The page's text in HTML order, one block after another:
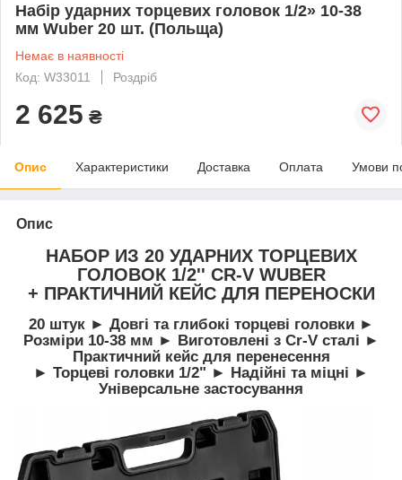
Набір ударних торцевих головок 1/2» 10-38
мм Wuber 20 шт. (Польща)
Немає в наявності
Код: W33011
Роздріб
2 625 ₴
Опис Характеристики Доставка Оплата Умови
Опис
НАБОР ИЗ 20 УДАРНИХ ТОРЦЕВИХ
ГОЛОВОК 1/2'' CR-V WUBER
+ ПРАКТИЧНИЙ КЕЙС ДЛЯ ПЕРЕНОСКИ
20 штук ► Довгі та глибокі торцеві головки ►
Розміри 10-38 мм ► Виготовлені з Cr-V сталі ►
Практичний кейс для перенесення
► Торцеві головки 1/2" ► Надійні та міцні ►
Універсальне застосування